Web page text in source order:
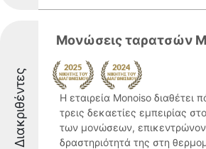
Διακριθέντες
Μονώσεις ταρατσών
Η εταιρεία Monoiso διαθέτει
τρεις δεκαετίες εμπειρίας
των μονώσεων,
δραστηριότητά της στη